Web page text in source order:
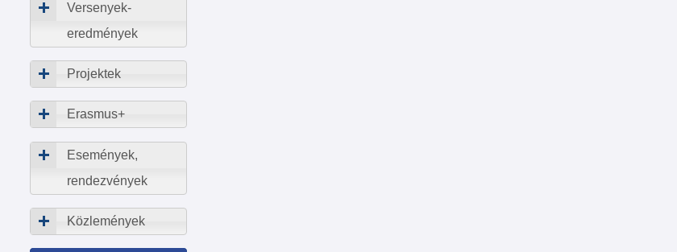
Versenyek-
eredmények
Projektek
Erasmus+
Események,
rendezvények
Közlemények